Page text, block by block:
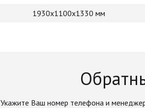
1930x1100x1330 мм
Укажите Ваш номер телефона и